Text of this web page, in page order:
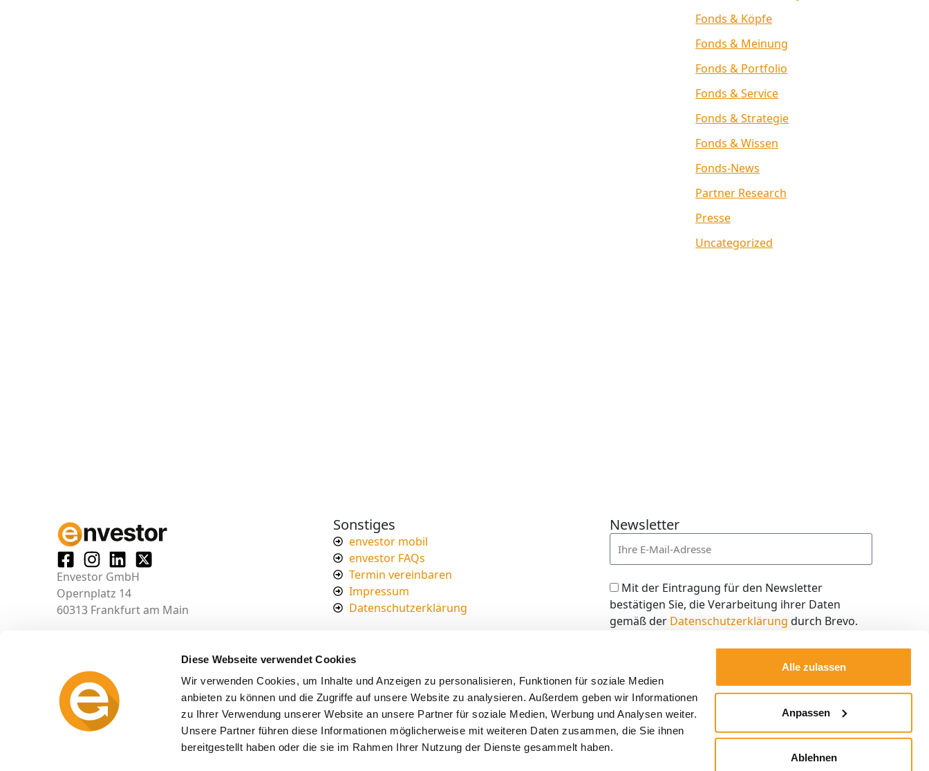
Diese Webseite verwendet Cookies
Wir verwenden Cookies, um Inhalte und Anzeigen zu personalisieren, Funktionen für soziale Medien
anbieten zu können und die Zugriffe auf unsere Website zu analysieren. Außerdem geben wir Informationen
zu Ihrer Verwendung unserer Website an unsere Partner für soziale Medien, Werbung und Analysen weiter.
Unsere Partner führen diese Informationen möglicherweise mit weiteren Daten zusammen, die Sie ihnen
bereitgestellt haben oder die sie im Rahmen Ihrer Nutzung der Dienste gesammelt haben.
Alle zulassen
Anpassen
Ablehnen
Fonds & Köpfe
Fonds & Meinung
Fonds & Portfolio
Fonds & Service
Fonds & Strategie
Fonds & Wissen
Fonds-News
Partner Research
Presse
Uncategorized
Envestor GmbH
Opernplatz 14
60313 Frankfurt am Main
Sonstiges
envestor mobil
envestor FAQs
Termin vereinbaren
Impressum
Datenschutzerklärung
Newsletter
Mit der Eintragung für den Newsletter
bestätigen Sie, die Verarbeitung ihrer Daten
gemäß der Datenschutzerklärung durch Brevo.
den ich jederzeit mit dem Link im Newsletter
Kostenlos abonnieren